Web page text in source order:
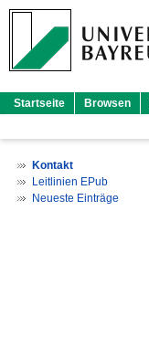
Startseite Browsen
Kontakt
Leitlinien EPub
Neueste Einträge